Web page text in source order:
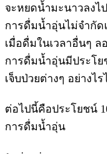
จะหยดน้ำมะนาวลงไ
การดื่มน้ำอุ่นไม่จำกั
เมื่อดื่มในเวลาอื่นๆ
การดื่มน้ำอุ่นมีประโย
เจ็บป่วยต่างๆ อย่างไร
ต่อไปนี้คือประโยชน์
การดื่มน้ำอุ่น